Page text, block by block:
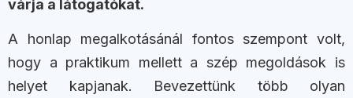
várja a látogatókat.
A honlap megalkotásánál fontos szempont volt,
hogy a praktikum mellett a szép megoldások is
helyet kapjanak. Bevezettünk több olyan